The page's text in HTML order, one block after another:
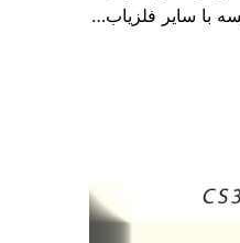
با سایر فلزیاب…